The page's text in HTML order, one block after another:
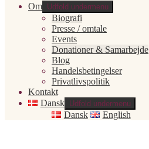
Om Udfold undermenu
Biografi
Presse / omtale
Events
Donationer & Samarbejde
Blog
Handelsbetingelser
Privatlivspolitik
Kontakt
Dansk
Udfold undermenu
Dansk English